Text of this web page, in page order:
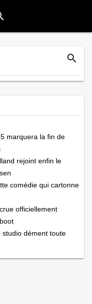
search
marquera la fin de
rejoint enfin le
comédie qui cartonne
officiellement
studio dément toute